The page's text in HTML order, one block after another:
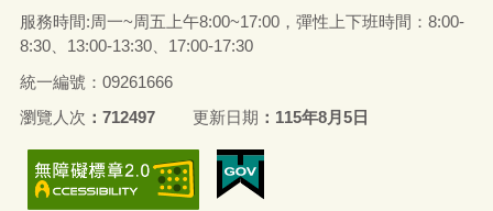
服務時間:周一~周五上午8:00~17:00，彈性上下班時間：8:00-
8:30、13:00-13:30、17:00-17:30
統一編號：09261666
瀏覽人次
712497 更新日期 115年8月5日